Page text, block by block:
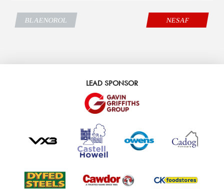
BLAENOROL NESAF
LEAD SPONSOR